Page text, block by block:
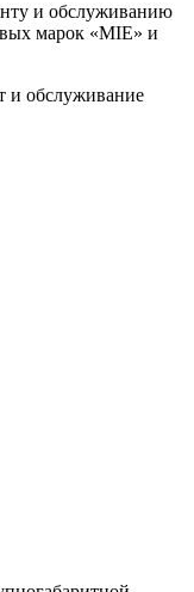
и обслуживанию
марок «MIE» и
и обслуживание